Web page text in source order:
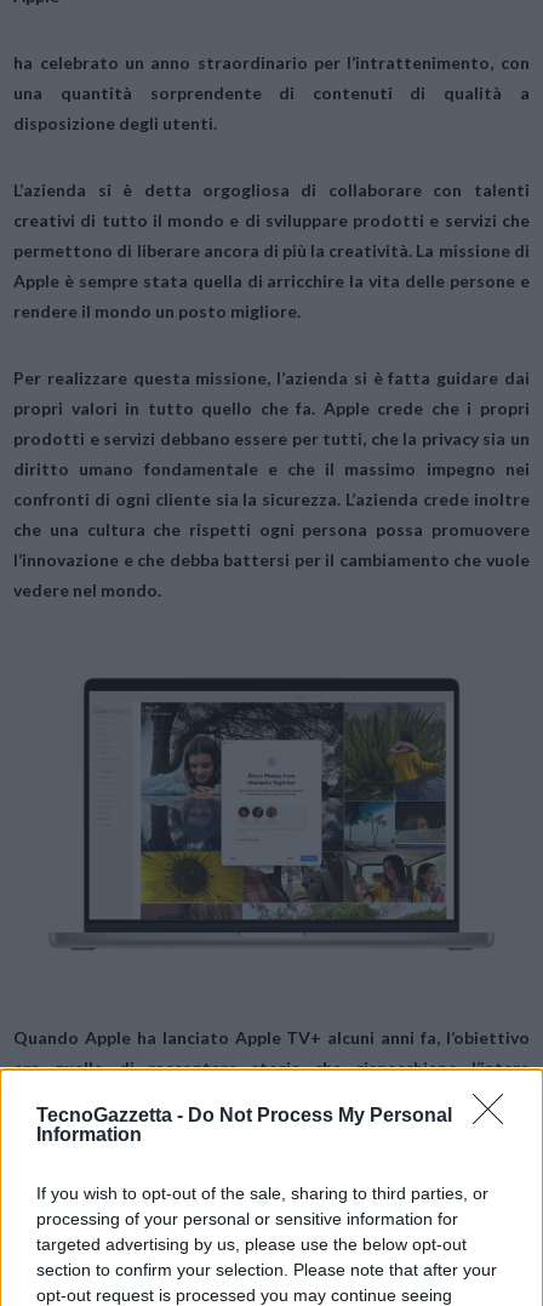
TecnoGazzetta - Do Not Process My Personal
Information
If you wish to opt-out of the sale, sharing to third parties, or
processing of your personal or sensitive information for
targeted advertising by us, please use the below opt-out
section to confirm your selection. Please note that after your
opt-out request is processed you may continue seeing
ha celebrato un anno straordinario per l’intrattenimento, con
una quantità sorprendente di contenuti di qualità a
disposizione degli utenti.
L’azienda si è detta orgogliosa di collaborare con talenti
creativi di tutto il mondo e di sviluppare prodotti e servizi che
permettono di liberare ancora di più la creatività. La missione di
Apple è sempre stata quella di arricchire la vita delle persone e
rendere il mondo un posto migliore.
Per realizzare questa missione, l’azienda si è fatta guidare dai
propri valori in tutto quello che fa. Apple crede che i propri
prodotti e servizi debbano essere per tutti, che la privacy sia un
diritto umano fondamentale e che il massimo impegno nei
confronti di ogni cliente sia la sicurezza. L’azienda crede inoltre
che una cultura che rispetti ogni persona possa promuovere
l’innovazione e che debba battersi per il cambiamento che vuole
vedere nel mondo.
Quando Apple ha lanciato Apple TV+ alcuni anni fa, l’obiettivo
era quello di raccontare storie che rispecchiano l’intera
umanità. Il successo di questo tipo di storie è stato confermato
dal successo di serie come CODA, che ha vinto l’Oscar come
consecutive agli Emmy Awards come miglior serie comedy.
L’azienda ha in programma molto altro per il futuro, con
momenti che promettono di emozionare, divertire e far
riflettere gli utenti.